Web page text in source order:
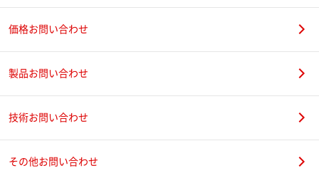
価格お問い合わせ
製品お問い合わせ
技術お問い合わせ
その他お問い合わせ